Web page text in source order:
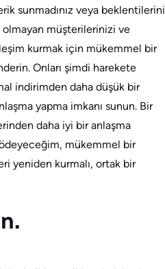
sunmadınız veya beklentilerini
olmayan müşterilerinizi ve
kurmak için mükemmel bir
Onları şimdi harekete
indirimden daha düşük bir
yapma imkanı sunun. Bir
daha iyi bir anlaşma
ödeyeceğim, mükemmel bir
yeniden kurmalı, ortak bir